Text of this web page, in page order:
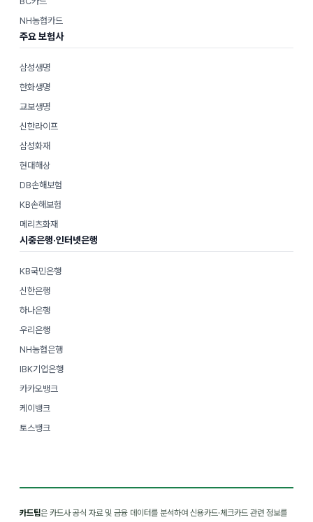
NH농협카드
주요 보험사
삼성생명
한화생명
교보생명
신한라이프
삼성화재
현대해상
DB손해보험
KB손해보험
메리츠화재
시중은행·인터넷은행
KB국민은행
신한은행
하나은행
우리은행
NH농협은행
IBK기업은행
카카오뱅크
케이뱅크
토스뱅크
카드팁은 카드사 공식 자료 및 금융 데이터를 분석하여 신용카드·체크카드 관련 정보를